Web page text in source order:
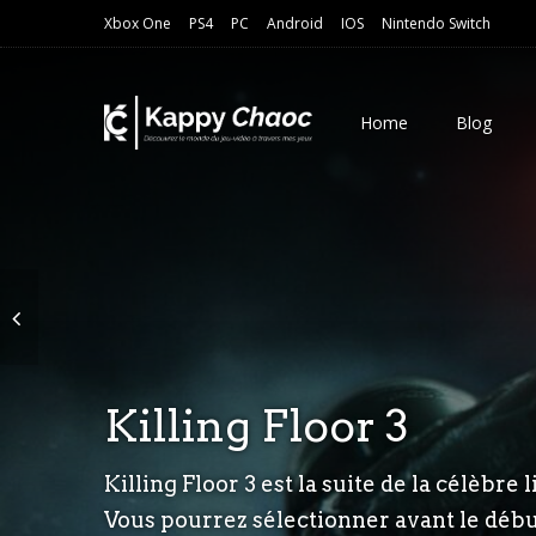
Xbox One PS4 PC Android IOS Nintendo Switch
Home Blog
Killing Floor 3
Killing Floor 3 est la suite de la célèbre
Vous pourrez sélectionner avant le
Mr Toilet
Mr Toilet est un jeu indépendant qui est
entreprise qui propose un service,
Blood Reaver
Blood Reaver est un FPS dans lequel
aurez à chaque bout de map accès à